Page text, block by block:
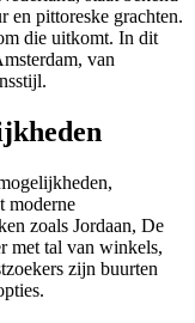
en pittoreske grachten.
die uitkomt. In dit
van
moderne
zoals Jordaan, De
met tal van winkels,
zijn buurten